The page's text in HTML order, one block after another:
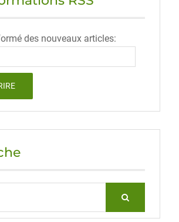
des nouveaux articles: